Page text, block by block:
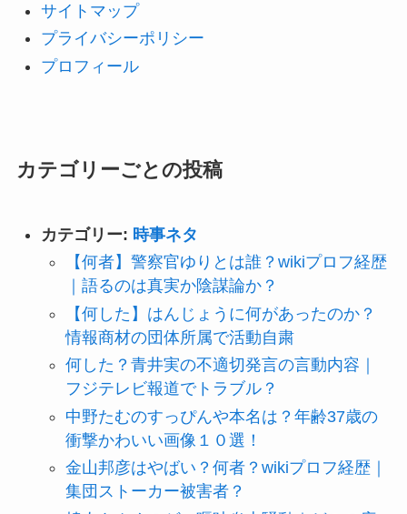
サイトマップ
プライバシーポリシー
プロフィール
カテゴリーごとの投稿
カテゴリー: 時事ネタ
【何者】警察官ゆりとは誰？wikiプロフ経歴
｜語るのは真実か陰謀論か？
【何した】はんじょうに何があったのか？
情報商材の団体所属で活動自粛
何した？青井実の不適切発言の言動内容｜
フジテレビ報道でトラブル？
中野たむのすっぴんや本名は？年齢37歳の
衝撃かわいい画像１０選！
金山邦彦はやばい？何者？wikiプロフ経歴｜
集団ストーカー被害者？